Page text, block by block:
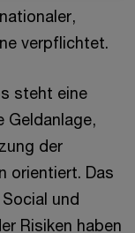
verpflichtet.
steht eine
Geldanlage,
der
orientiert. Das
und
Risiken haben